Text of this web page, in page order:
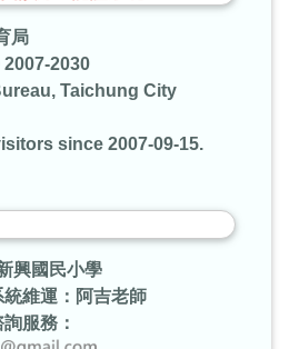
局
2030
Taichung City
since 2007-09-15.
興國民小學
維運：阿吉老師
務：